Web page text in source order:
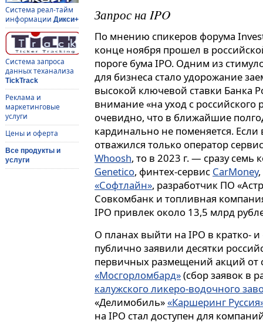
Система реал-тайм
информации Дикси+
Система запроса
данных теханализа
TickTrack
Реклама и
маркетинговые
услуги
Цены и оферта
Все продукты и
услуги
Запрос на IPO
По мнению спикеров форума
конце ноября прошел в
пороге бума IPO. Одним из
для бизнеса стало удорожание
высокой ключевой ставки Банка
внимание «на уход с
очевидно, что в ближайшие
кардинально не поменяется. Если
отважился только оператор
Whoosh, то в 2023 г. — сразу
Genetico, финтех-сервис CarMoney
«Софтлайн», разработчик ПО
Совкомбанк и топливная
IPO привлек около 13,5 млрд
О планах выйти на IPO в кратко-
публично заявили десятки
первичных размещений акций от
«Мосгорломбард»(сбор заявок в
калужского ликеро-водочного
«Делимобиль»«Каршеринг
на IPO стал доступен для